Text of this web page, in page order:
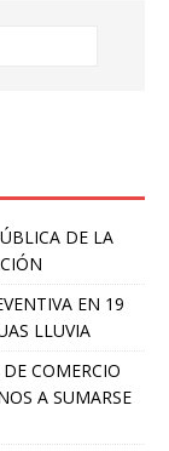
DE LA
EN 19
LLUVIA
COMERCIO
A SUMARSE